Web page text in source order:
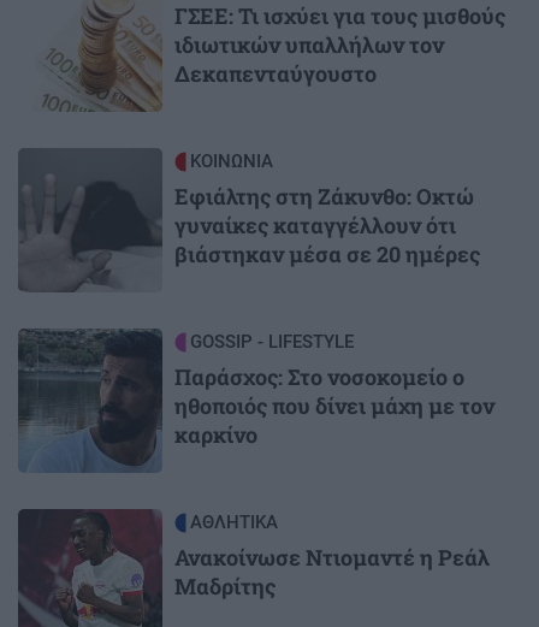
ΓΣΕΕ: Τι ισχύει για τους μισθούς
ιδιωτικών υπαλλήλων τον
Δεκαπενταύγουστο
ΚΟΙΝΩΝΙΑ
Εφιάλτης στη Ζάκυνθο: Οκτώ
γυναίκες καταγγέλλουν ότι
βιάστηκαν μέσα σε 20 ημέρες
Image GOSSIP - LIFESTYLE
Παράσχος: Στο νοσοκομείο ο
ηθοποιός που δίνει μάχη με τον
καρκίνο
ΑΘΛΗΤΙΚΑ
Ανακοίνωσε Ντιομαντέ η Ρεάλ
Μαδρίτης